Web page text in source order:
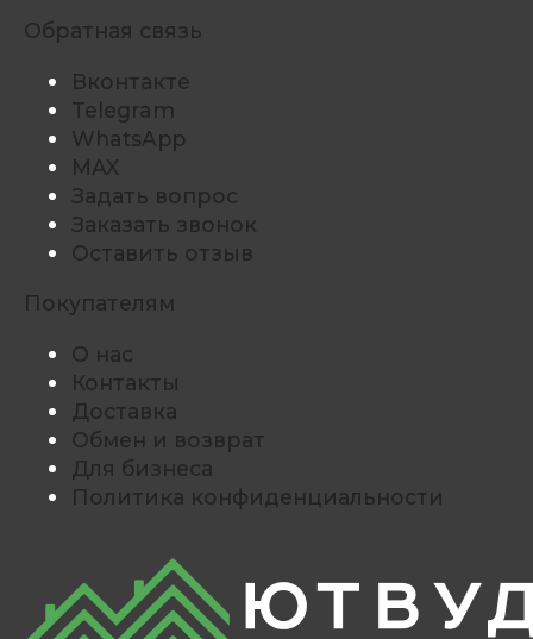
Обратная связь
Вконтакте
Telegram
WhatsApp
MAX
Задать вопрос
Заказать звонок
Оставить отзыв
Покупателям
О нас
Контакты
Доставка
Обмен и возврат
Для бизнеса
Политика конфиденциальности